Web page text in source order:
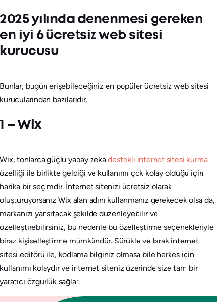
2025 yılında denenmesi gereken
en iyi 6 ücretsiz web sitesi
kurucusu
Bunlar, bugün erişebileceğiniz en popüler ücretsiz web sitesi
kurucularından bazılarıdır.
1 – Wix
Wix, tonlarca güçlü yapay zeka destekli internet sitesi kurma
özelliği ile birlikte geldiği ve kullanımı çok kolay olduğu için
harika bir seçimdir. İnternet sitenizi ücretsiz olarak
oluşturuyorsanız Wix alan adını kullanmanız gerekecek olsa da,
markanızı yansıtacak şekilde düzenleyebilir ve
özelleştirebilirsiniz, bu nedenle bu özelleştirme seçenekleriyle
biraz kişiselleştirme mümkündür. Sürükle ve bırak internet
sitesi editörü ile, kodlama bilginiz olmasa bile herkes için
kullanımı kolaydır ve internet siteniz üzerinde size tam bir
yaratıcı özgürlük sağlar.